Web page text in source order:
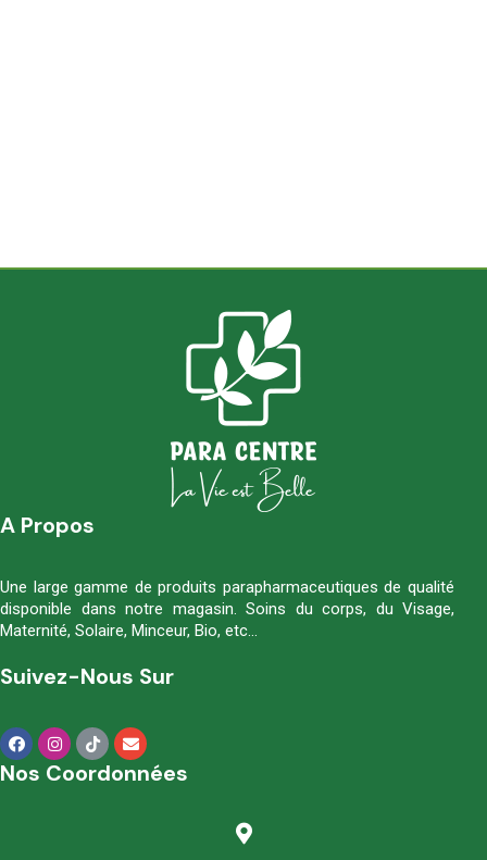
A Propos
Une large gamme de produits parapharmaceutiques de qualité
disponible dans notre magasin. Soins du corps, du Visage,
Maternité, Solaire, Minceur, Bio, etc…
Suivez-Nous Sur
Nos Coordonnées